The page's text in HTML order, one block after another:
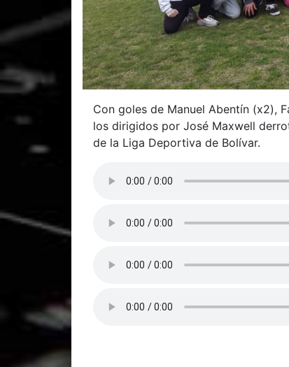
Con goles de Manuel Abentín (x2),
los dirigidos por José Maxwell
de la Liga Deportiva de Bolívar.